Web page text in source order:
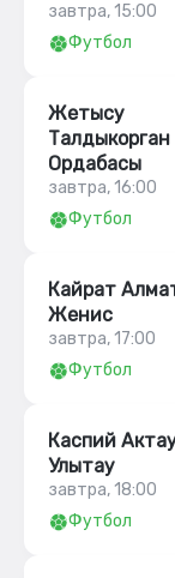
завтра, 15:00
Футбол
Жетысу
Ордабасы
завтра, 16:00
Футбол
Кайрат
Женис
завтра, 17:00
Футбол
Каспий
Улытау
завтра, 18:00
Футбол